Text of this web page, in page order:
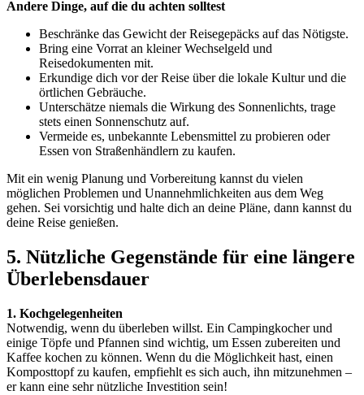
Andere Dinge, auf die du achten solltest
Beschränke das Gewicht der Reisegepäcks auf das Nötigste.
Bring eine Vorrat an kleiner Wechselgeld und
Reisedokumenten mit.
Erkundige dich vor der Reise über die lokale Kultur und die
örtlichen Gebräuche.
Unterschätze niemals die Wirkung des Sonnenlichts, trage
stets einen Sonnenschutz auf.
Vermeide es, unbekannte Lebensmittel zu probieren oder
Essen von Straßenhändlern zu kaufen.
Mit ein wenig Planung und Vorbereitung kannst du vielen
möglichen Problemen und Unannehmlichkeiten aus dem Weg
gehen. Sei vorsichtig und halte dich an deine Pläne, dann kannst du
deine Reise genießen.
5. Nützliche Gegenstände für eine längere
Überlebensdauer
1. Kochgelegenheiten
Notwendig, wenn du überleben willst. Ein Campingkocher und
einige Töpfe und Pfannen sind wichtig, um Essen zubereiten und
Kaffee kochen zu können. Wenn du die Möglichkeit hast, einen
Komposttopf zu kaufen, empfiehlt es sich auch, ihn mitzunehmen –
er kann eine sehr nützliche Investition sein!